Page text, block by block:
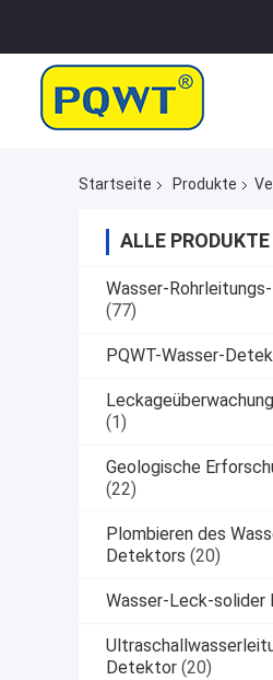
Startseite Produkte
ALLE PRODUKTE
Wasser-
(77)
PQWT-Wasser-
(1)
Geologische
(22)
Plombieren des
Detektors (20)
Wasser-Leck-
Detektor (20)